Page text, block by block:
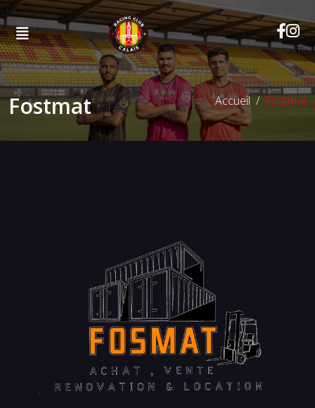
Fostmat Accueil Fostmat